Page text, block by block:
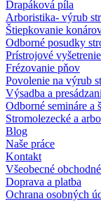
Drapáková píla
Arboristika- výrub
Štiepkovanie
Odborné posudky
Prístrojové
Frézovanie pňov
Povolenie na výrub
Výsadba a
Odborné semináre a
Stromolezecké a
Blog
Naše práce
Kontakt
Všeobecné
Doprava a platba
Ochrana osobných